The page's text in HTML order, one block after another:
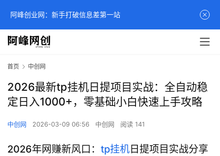
首页 中创网
2026最新tp挂机日提项目实战：全自动稳
定日入1000+，零基础小白快速上手攻略
中创网 2026-03-09 06:56 中创网 阅读 141
2026年网赚新风口： tp挂机 日提项目实战分享
阿峰创业网：新手打破信息差第一站